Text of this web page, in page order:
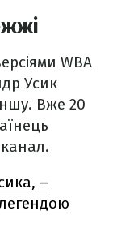
WBA
Усик
Вже 20
–